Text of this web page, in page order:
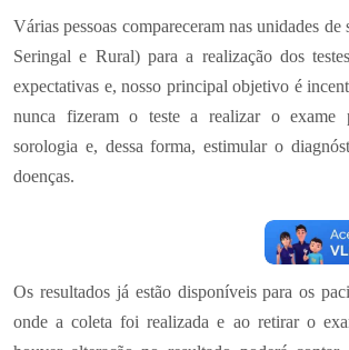
Várias pessoas compareceram nas unidades de
Seringal e Rural) para a realização dos
expectativas e, nosso principal objetivo é
nunca fizeram o teste a realizar o exame
sorologia e, dessa forma, estimular o
doenças.
Os resultados já estão disponíveis para os
onde a coleta foi realizada e ao retirar o